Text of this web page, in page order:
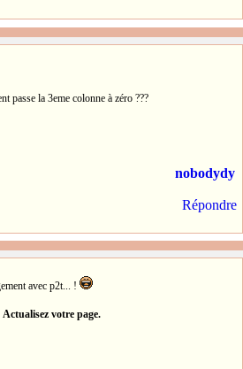
passe la 3eme colonne à zéro ???
nobodydy
Répondre
avec p2t... !
Actualisez votre page.